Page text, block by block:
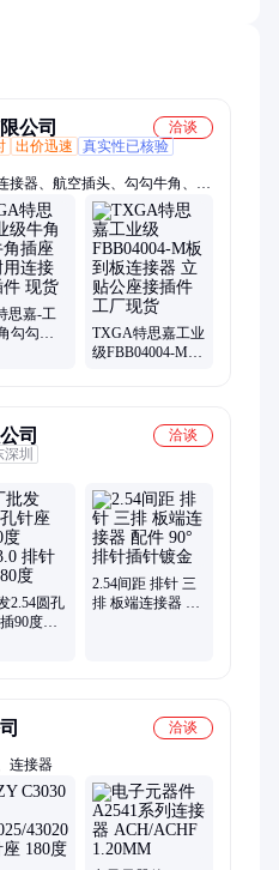
公司
洽谈
出价迅速
真实性已核验
接器、航空插头、勾勾牛角、D-
接、射频连接器、Mini I/O、圆
器、USB连接器、排针排母、
连接器、电池座、KNX接线端
、SD卡连接器
思嘉-工
勾勾牛
TXGA特思嘉工业
级FBB04004-M板
司
洽谈
深圳
2.54圆孔
90度
2.54间距 排针 三
排 板端连接器 配
洽谈
连接器